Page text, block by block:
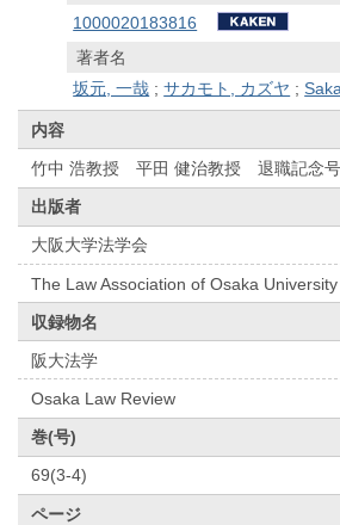
1000020183816
著者名
坂元, 一哉 ;サカモト, カズヤ ;
内容
竹中 浩教授 平田 健治教授 退職記念号
出版者
大阪大学法学会
The Law Association of Osaka University
収録物名
阪大法学
Osaka Law Review
巻(号)
69(3-4)
ページ